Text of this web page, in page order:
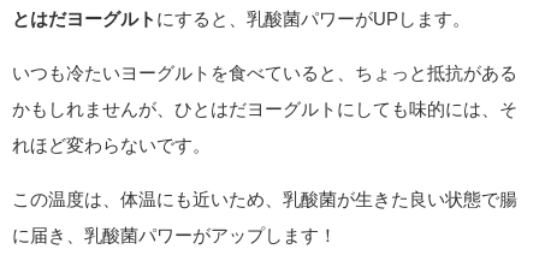
とはだヨーグルト にすると、乳酸菌パワーがUPします。
いつも冷たいヨーグルトを食べていると、ちょっと抵抗がある
かもしれませんが、ひとはだヨーグルトにしても味的には、そ
れほど変わらないです。
この温度は、体温にも近いため、乳酸菌が生きた良い状態で腸
に届き、乳酸菌パワーがアップします！